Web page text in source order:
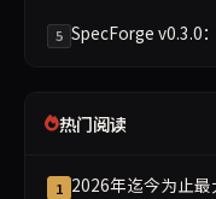
5 SpecForge v0.3.0
热门阅读
1 2026年迄今为止最